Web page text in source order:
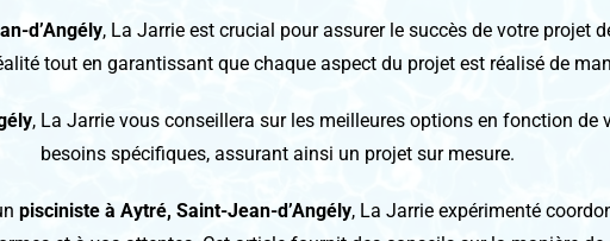
d’Angély, La Jarrie est crucial pour assurer le succès de votre projet
tout en garantissant que chaque aspect du projet est réalisé de
, La Jarrie vous conseillera sur les meilleures options en fonction de
besoins spécifiques, assurant ainsi un projet sur mesure.
pisciniste à Aytré, Saint-Jean-d’Angély, La Jarrie expérimenté